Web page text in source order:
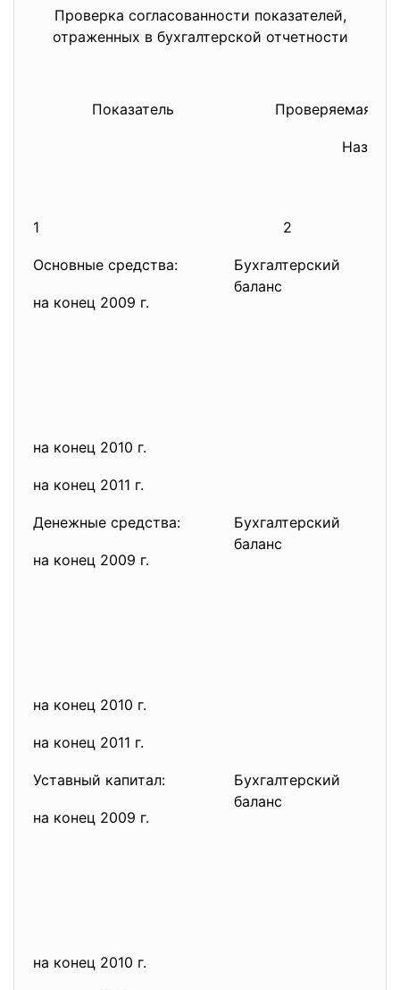
Проверка согласованности показателей,
отраженных в бухгалтерской отчетности
Показатель Проверяемая
1 2
Основные средства:
Бухгалтерский
баланс
на конец 2009 г.
на конец 2010 г.
на конец 2011 г.
Денежные средства:
Бухгалтерский
баланс
на конец 2009 г.
на конец 2010 г.
на конец 2011 г.
Уставный капитал:
Бухгалтерский
баланс
на конец 2009 г.
на конец 2010 г.